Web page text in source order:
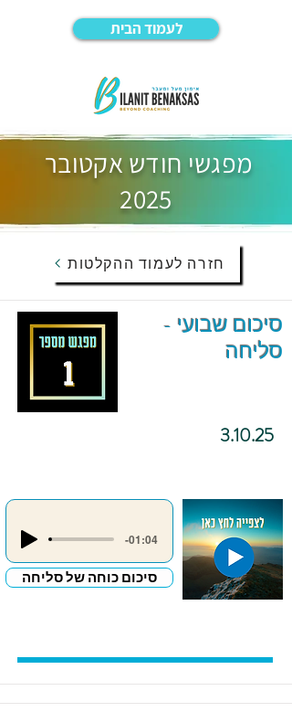
לעמוד הבית
מפגשי חודש אקטובר
2025
חזרה לעמוד ההקלטות
סיכום שבועי -
סליחה
3.10.25
-01:04
סיכום כוחה של סליחה